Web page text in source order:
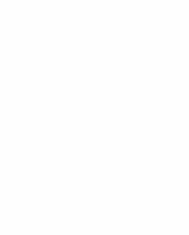
ispirata
voluto
nei preziosi